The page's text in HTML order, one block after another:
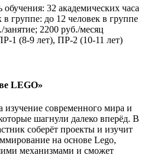
32 академических часа
в группе: до 12 человек в группе
2200 руб./месяц
1 (8-9 лет), ПР-2 (10-11 лет)
LEGO»
изучение современного мира и
шагнули далеко вперёд. В
соберёт проекты и изучит
на основе Lego,
механизмами и сможет